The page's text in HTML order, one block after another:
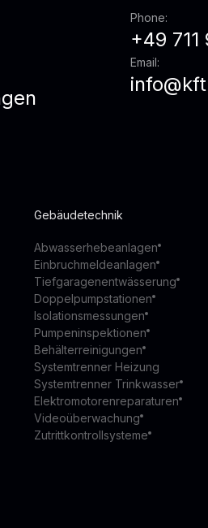
Phone:
+49 711
Email:
Gebäudetechnik
Abwasserhebeanlagen
Einbruchmeldeanlagen
Tiefgaragenentwässerung
Doppelpumpstationen
Isolationsmessungen
Pumpeninspektionen
Behälterreinigungen
Systemtrenner Heizung
Systemtrenner Trinkwasser
Elektromotorenreparaturen
Videoüberwachung
Zutrittkontrollsysteme